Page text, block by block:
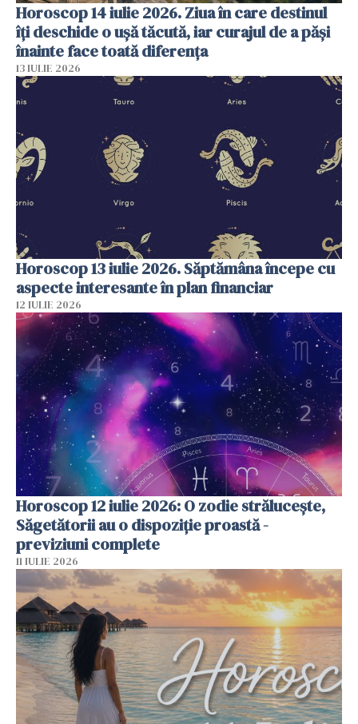
Horoscop 14 iulie 2026. Ziua în care destinul
îți deschide o ușă tăcută, iar curajul de a păși
înainte face toată diferența
13 IULIE 2026
Horoscop 13 iulie 2026. Săptămâna începe cu
aspecte interesante în plan financiar
12 IULIE 2026
Horoscop 12 iulie 2026: O zodie strălucește,
Săgetătorii au o dispoziție proastă -
previziuni complete
11 IULIE 2026